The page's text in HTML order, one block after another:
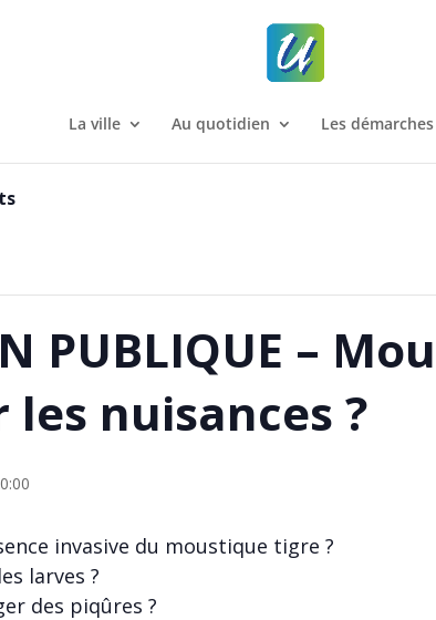
La ville Au quotidien Les démarches
PUBLIQUE –
nuisances ?
invasive du moustique tigre ?
larves ?
des piqûres ?